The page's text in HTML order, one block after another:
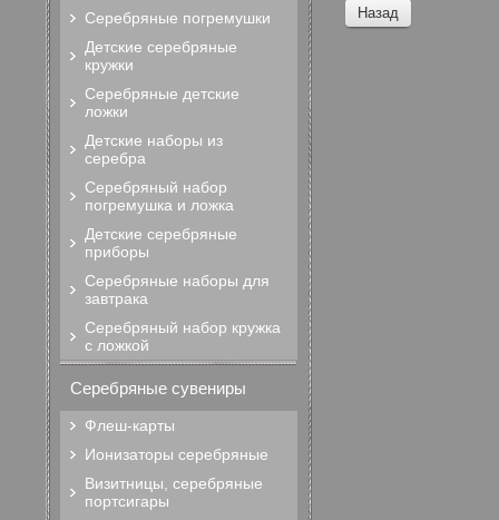
Назад
Серебряные погремушки
Детские серебряные
кружки
Серебряные детские
ложки
Детские наборы из
серебра
Серебряный набор
погремушка и ложка
Детские серебряные
приборы
Серебряные наборы для
завтрака
Серебряный набор кружка
с ложкой
Серебряные сувениры
Флеш-карты
Ионизаторы серебряные
Визитницы, серебряные
портсигары